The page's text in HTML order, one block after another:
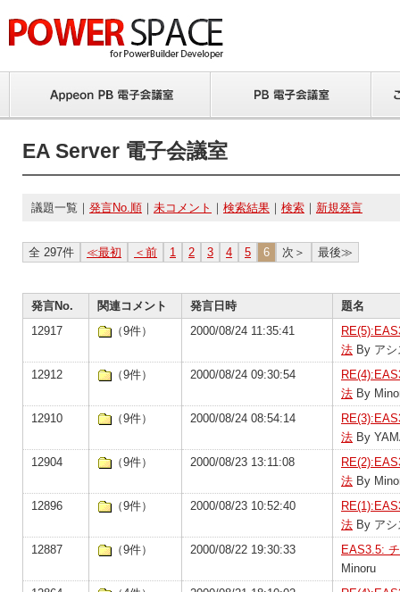
EA Server 電子会議室
議題一覧｜ 発言No.順 ｜ 未コメント ｜ 検索結果 ｜ 検索 ｜ 新規発言
全 297件 ≪最初 ＜前 1 2 3 4 5 6 次＞ 最後≫
発言No. 関連コメント 発言日時
題名
12917
（9件） 2000/08/24 11:35:41
法 By アシ
12912
（9件） 2000/08/24 09:30:54
法 By
12910
（9件） 2000/08/24 08:54:14
法 By
12904
（9件） 2000/08/23 13:11:08
法 By
12896
（9件） 2000/08/23 10:52:40
法 By アシ
12887
（9件） 2000/08/22 19:30:33
EAS3.5:
Minoru